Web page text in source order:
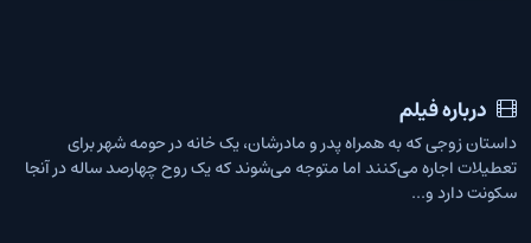
درباره فیلم
داستان زوجی که به همراه پدر و مادرشان، یک خانه در حومه شهر برای
تعطیلات اجاره می‌کنند اما متوجه می‌شوند که یک روح چهارصد ساله در آنجا
سکونت دارد و...